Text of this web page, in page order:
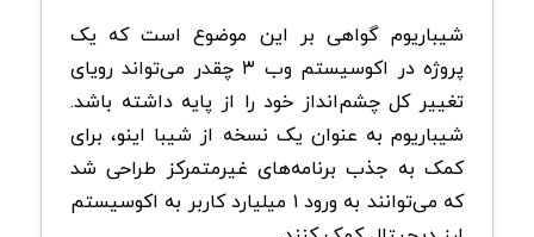
شیباریوم گواهی بر این موضوع است که یک
پروژه در اکوسیستم وب ۳ چقدر می‌تواند رویای
تغییر کل چشم‌انداز خود را از پایه داشته باشد.
شیباریوم به عنوان یک نسخه از شیبا اینو، برای
کمک به جذب برنامه‌های غیرمتمرکز طراحی شد
که می‌توانند به ورود ۱ میلیارد کاربر به اکوسیستم